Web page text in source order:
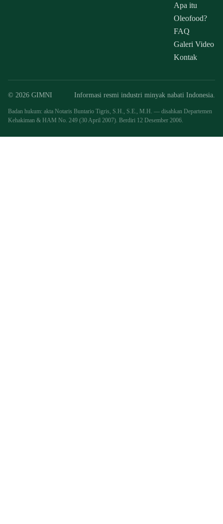
Apa itu
Oleofood?
FAQ
Galeri Video
Kontak
© 2026 GIMNI Informasi resmi industri minyak nabati Indonesia.
Badan hukum: akta Notaris Buntario Tigris, S.H., S.E., M.H. — disahkan Departemen
Kehakiman & HAM No. 249 (30 April 2007). Berdiri 12 Desember 2006.